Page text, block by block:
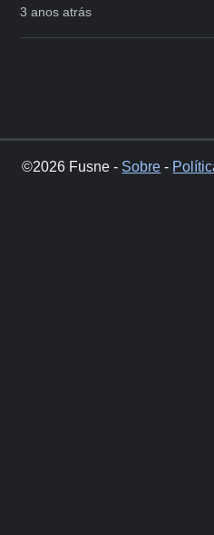
3 anos atrás
©2026 Fusne - Sobre -